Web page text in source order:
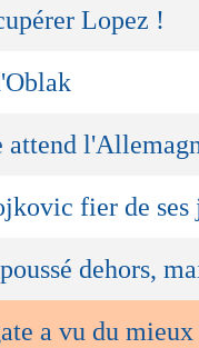
Lopez !
attend
fier de ses
dehors,
a vu du mieux